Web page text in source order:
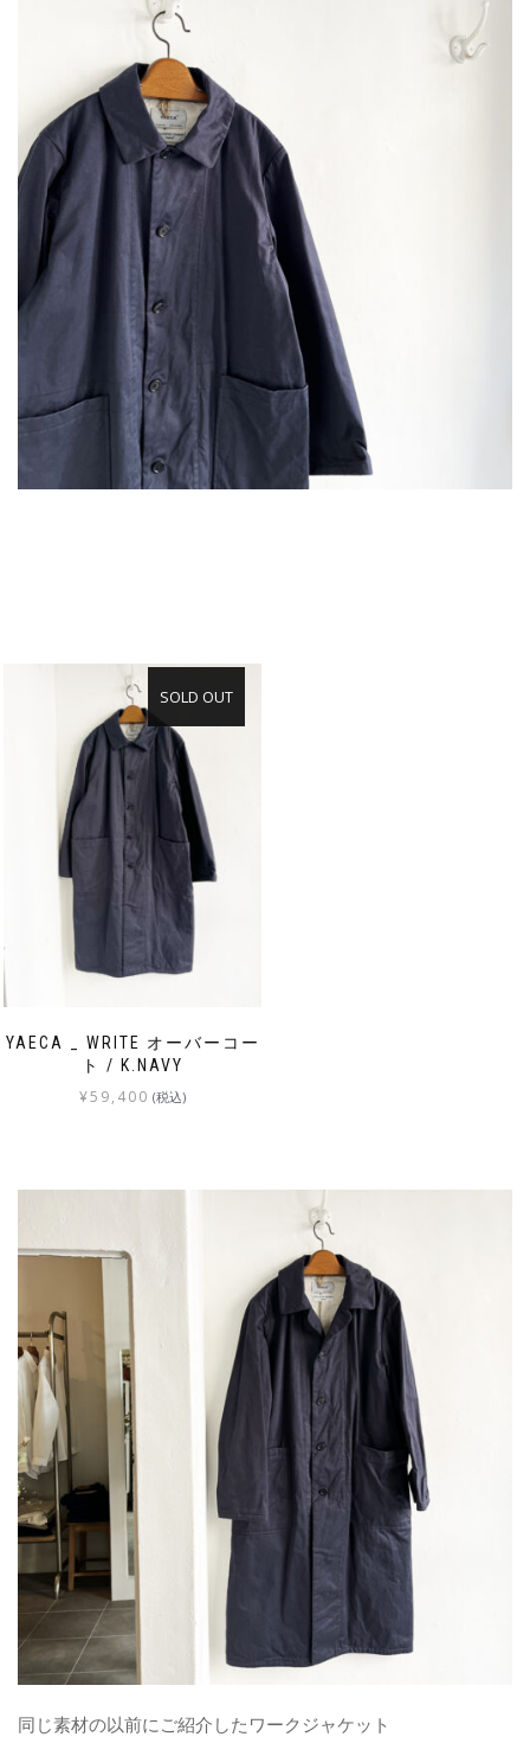
YAECA _ WRITE オーバーコー
ト / K.NAVY
¥59,400 (税込)
SOLD OUT
同じ素材の以前にご紹介したワークジャケット